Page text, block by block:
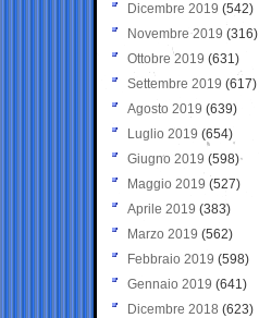
Dicembre 2019 (542)
Novembre 2019 (316)
Ottobre 2019 (631)
Settembre 2019 (617)
Agosto 2019 (639)
Luglio 2019 (654)
Giugno 2019 (598)
Maggio 2019 (527)
Aprile 2019 (383)
Marzo 2019 (562)
Febbraio 2019 (598)
Gennaio 2019 (641)
Dicembre 2018 (623)